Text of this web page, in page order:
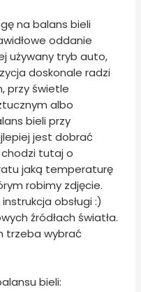
na balans bieli
oddanie
używany tryb auto,
doskonale radzi
przy świetle
albo
bieli przy
jest dobrać
chodzi tutaj o
jaką temperaturę
robimy zdjęcie.
obsługi :)
źródłach światła.
trzeba wybrać
bieli: